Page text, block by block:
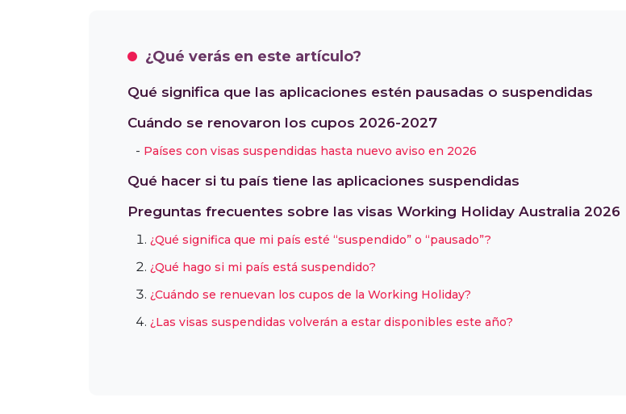
¿Qué verás en este artículo?
Qué significa que las aplicaciones estén pausadas o suspendidas
Cuándo se renovaron los cupos 2026-2027
Países con visas suspendidas hasta nuevo aviso en 2026
Qué hacer si tu país tiene las aplicaciones suspendidas
Preguntas frecuentes sobre las visas Working Holiday Australia 2026
¿Qué significa que mi país esté “suspendido” o “pausado”?
¿Qué hago si mi país está suspendido?
¿Cuándo se renuevan los cupos de la Working Holiday?
¿Las visas suspendidas volverán a estar disponibles este año?